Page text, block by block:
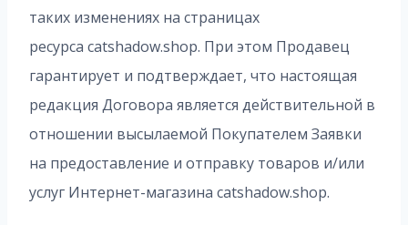
таких изменениях на страницах
ресурса catshadow.shop. При этом Продавец
гарантирует и подтверждает, что настоящая
редакция Договора является действительной в
отношении высылаемой Покупателем Заявки
на предоставление и отправку товаров и/или
услуг Интернет-магазина catshadow.shop.